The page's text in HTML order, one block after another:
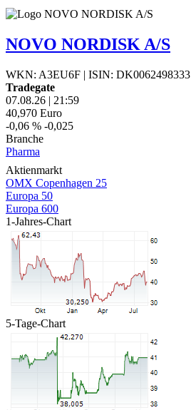
NOVO NORDISK A/S
WKN: A3EU6F | ISIN: DK0062498333
Tradegate
07.08.26 | 21:59
40,970 Euro
-0,06 % -0,025
Branche
Pharma
Aktienmarkt
OMX Copenhagen 25
Europa 50
Europa 600
1-Jahres-Chart
5-Tage-Chart